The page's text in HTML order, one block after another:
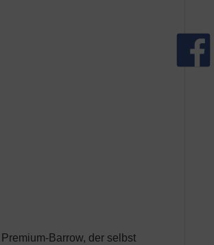
Barrow, der selbst